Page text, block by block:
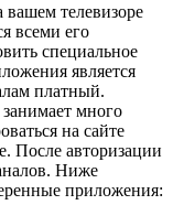
телевизоре
всеми его
специальное
является
платный.
много
на сайте
После авторизации
Ниже
приложения: